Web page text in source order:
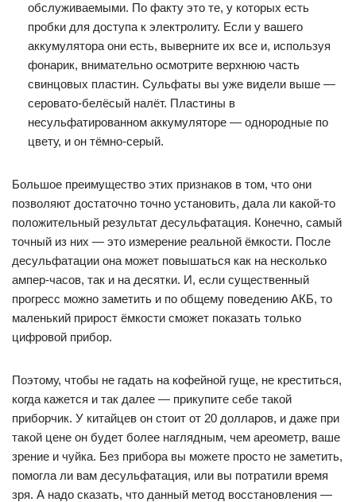
обслуживаемыми. По факту это те, у которых есть
пробки для доступа к электролиту. Если у вашего
аккумулятора они есть, выверните их все и, используя
фонарик, внимательно осмотрите верхнюю часть
свинцовых пластин. Сульфаты вы уже видели выше —
серовато-белёсый налёт. Пластины в
несульфатированном аккумуляторе — однородные по
цвету, и он тёмно-серый.
Большое преимущество этих признаков в том, что они
позволяют достаточно точно установить, дала ли какой-то
положительный результат десульфатация. Конечно, самый
точный из них — это измерение реальной ёмкости. После
десульфатации она может повышаться как на несколько
ампер-часов, так и на десятки. И, если существенный
прогресс можно заметить и по общему поведению АКБ, то
маленький прирост ёмкости сможет показать только
цифровой прибор.
Поэтому, чтобы не гадать на кофейной гуще, не креститься,
когда кажется и так далее — прикупите себе такой
приборчик. У китайцев он стоит от 20 долларов, и даже при
такой цене он будет более наглядным, чем ареометр, ваше
зрение и чуйка. Без прибора вы можете просто не заметить,
помогла ли вам десульфатация, или вы потратили время
зря. А надо сказать, что данный метод восстановления —